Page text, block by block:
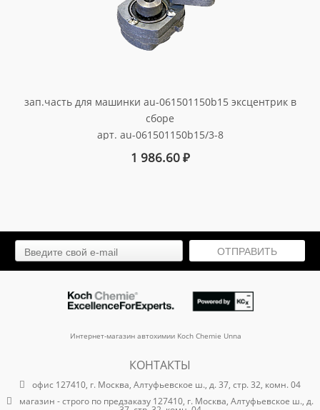
зап.часть для машинки au-061501150b15 эксцентрик в
сборе
арт. au-061501150b15/3-8
1 986.60₽
ОТПРАВИТЬ
Интернет-магазин автохимии Koch Chemie Unna
КОНТАКТЫ
офис 127410, г. Москва, Алтуфьевское ш., д. 37, стр. 32, комн. 04
магазин - строго по предзаказу 127410, г. Москва, Алтуфьевское ш., д.